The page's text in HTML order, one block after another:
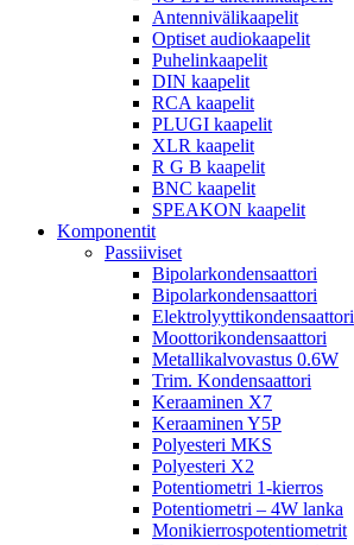
Antennivälikaapelit
Optiset audiokaapelit
Puhelinkaapelit
DIN kaapelit
RCA kaapelit
PLUGI kaapelit
XLR kaapelit
R G B kaapelit
BNC kaapelit
SPEAKON kaapelit
Komponentit
Passiiviset
Bipolarkondensaattori
Bipolarkondensaattori
Elektrolyyttikondensaattori
Moottorikondensaattori
Metallikalvovastus 0.6W
Trim. Kondensaattori
Keraaminen X7
Keraaminen Y5P
Polyesteri MKS
Polyesteri X2
Potentiometri 1-kierros
Potentiometri – 4W lanka
Monikierrospotentiometrit